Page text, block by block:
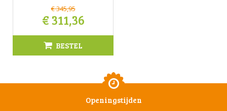
€345,95
€311,36
BESTEL
Openingstijden